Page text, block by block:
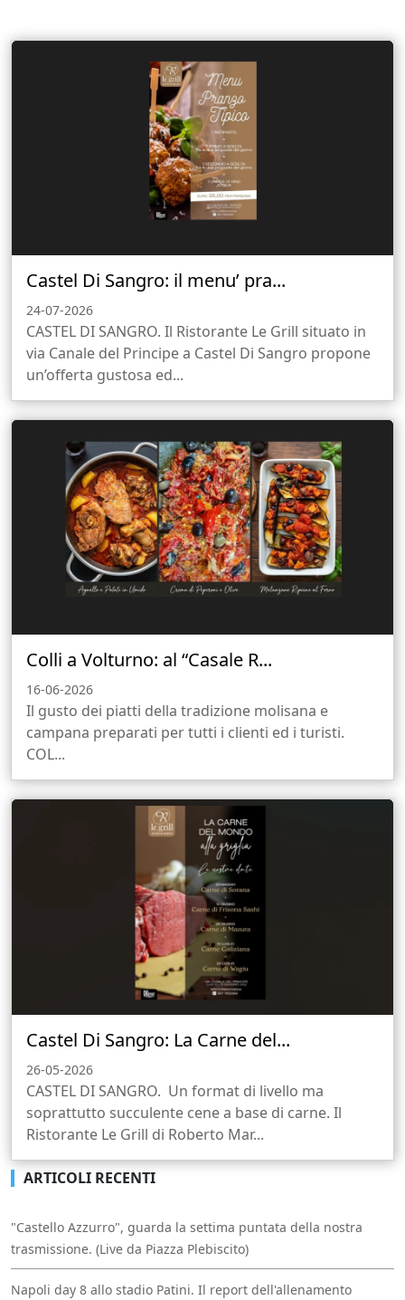
Castel Di Sangro: il menu’ pra...
24-07-2026
CASTEL DI SANGRO. Il Ristorante Le Grill situato in
via Canale del Principe a Castel Di Sangro propone
un’offerta gustosa ed...
Colli a Volturno: al “Casale R...
16-06-2026
Il gusto dei piatti della tradizione molisana e
campana preparati per tutti i clienti ed i turisti.
COL...
Castel Di Sangro: La Carne del...
26-05-2026
CASTEL DI SANGRO. Un format di livello ma
soprattutto succulente cene a base di carne. Il
Ristorante Le Grill di Roberto Mar...
ARTICOLI RECENTI
"Castello Azzurro", guarda la settima puntata della nostra
trasmissione. (Live da Piazza Plebiscito)
Napoli day 8 allo stadio Patini. Il report dell'allenamento